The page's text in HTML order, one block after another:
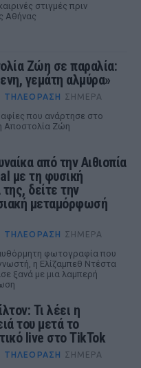
στιγμές πριν
Αθήνας
Ζώη σε παραλία:
γεμάτη αλμύρα»
ΤΗΛΕΌΡΑΣΗ ΣΉΜΕΡΑ
που ανάρτησε στο
Αποστολία Ζώη
από την Αιθιοπία
με τη φυσική
δείτε την
μεταμόρφωσή
ΤΗΛΕΌΡΑΣΗ ΣΉΜΕΡΑ
φωτογραφία που
η Ελίζαμπεθ Ντέστα
ξανά με μια λαμπερή
Τι λέει η
του μετά το
live στο TikTok
ΤΗΛΕΌΡΑΣΗ ΣΉΜΕΡΑ